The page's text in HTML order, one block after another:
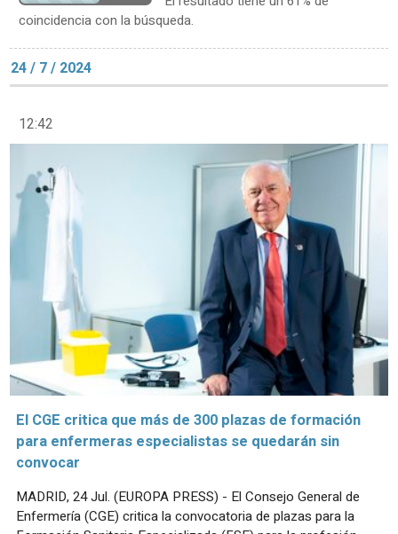
coincidencia con la búsqueda.
24 / 7 / 2024
12:42
El CGE critica que más de 300 plazas de formación
para enfermeras especialistas se quedarán sin
convocar
MADRID, 24 Jul. (EUROPA PRESS) - El Consejo General de
Enfermería (CGE) critica la convocatoria de plazas para la